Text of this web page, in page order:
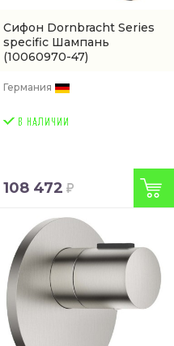
Сифон Dornbracht Series
specific Шампань
(10060970-47)
Германия
108 472